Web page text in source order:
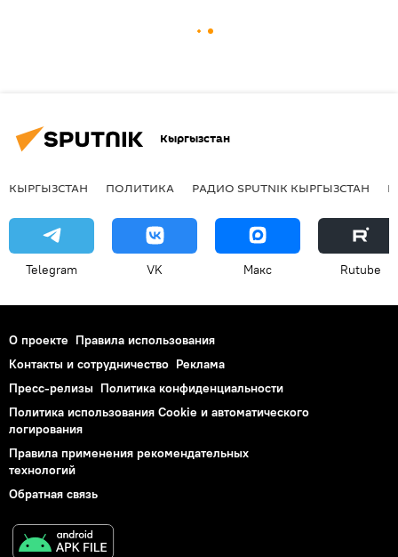
Кыргызстан
КЫРГЫЗСТАН ПОЛИТИКА РАДИО SPUTNIK КЫРГЫЗСТАН
Telegram VK Макс Rutube
О проекте Правила использования
Контакты и сотрудничество Реклама
Пресс-релизы Политика конфиденциальности
Политика использования Cookie и автоматического
логирования
Правила применения рекомендательных
технологий
Обратная связь